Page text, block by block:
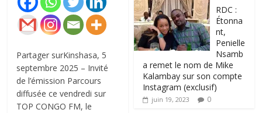
Partager surKinshasa, 5
septembre 2025 – Invité
de l’émission Parcours
diffusée ce vendredi sur
TOP CONGO FM, le
RDC :
Étonna
nt,
Penielle
Nsamb
a remet le nom de Mike
Kalambay sur son compte
Instagram (exclusif)
juin 19, 2023 0